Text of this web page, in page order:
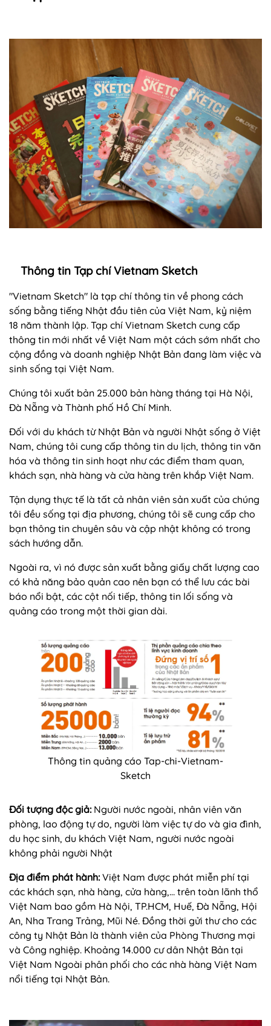
Thông tin Tạp chí Vietnam Sketch
"Vietnam Sketch" là tạp chí thông tin về phong cách
sống bằng tiếng Nhật đầu tiên của Việt Nam, kỷ niệm
18 năm thành lập. Tạp chí Vietnam Sketch cung cấp
thông tin mới nhất về Việt Nam một cách sớm nhất cho
cộng đồng và doanh nghiệp Nhật Bản đang làm việc và
sinh sống tại Việt Nam.
Chúng tôi xuất bản 25.000 bản hàng tháng tại Hà Nội,
Đà Nẵng và Thành phố Hồ Chí Minh.
Đối với du khách từ Nhật Bản và người Nhật sống ở Việt
Nam, chúng tôi cung cấp thông tin du lịch, thông tin văn
hóa và thông tin sinh hoạt như các điểm tham quan,
khách sạn, nhà hàng và cửa hàng trên khắp Việt Nam.
Tận dụng thực tế là tất cả nhân viên sản xuất của chúng
tôi đều sống tại địa phương, chúng tôi sẽ cung cấp cho
bạn thông tin chuyên sâu và cập nhật không có trong
sách hướng dẫn.
Ngoài ra, vì nó được sản xuất bằng giấy chất lượng cao
có khả năng bảo quản cao nên bạn có thể lưu các bài
báo nổi bật, các cột nối tiếp, thông tin lối sống và
quảng cáo trong một thời gian dài.
Thông tin quảng cáo Tap-chi-Vietnam-
Sketch
Đối tượng độc giả:Người nước ngoài, nhân viên văn
phòng, lao động tự do, người làm việc tự do và gia đình,
du học sinh, du khách Việt Nam, người nước ngoài
không phải người Nhật
Địa điểm phát hành:Việt Nam được phát miễn phí tại
các khách sạn, nhà hàng, cửa hàng,… trên toàn lãnh thổ
Việt Nam bao gồm Hà Nội, TP.HCM, Huế, Đà Nẵng, Hội
An, Nha Trang Trảng, Mũi Né. Đồng thời gửi thư cho các
công ty Nhật Bản là thành viên của Phòng Thương mại
và Công nghiệp. Khoảng 14.000 cư dân Nhật Bản tại
Việt Nam Ngoài phân phối cho các nhà hàng Việt Nam
nổi tiếng tại Nhật Bản.